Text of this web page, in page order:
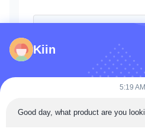
Kiin
5:19 AM
Good day, what product are you